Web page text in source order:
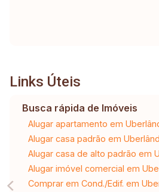
Links Úteis
Busca rápida de Imóveis
Alugar apartamento em
Alugar casa padrão em
Alugar casa de alto padrão em
Alugar imóvel comercial em
Comprar em Cond./Edif. em